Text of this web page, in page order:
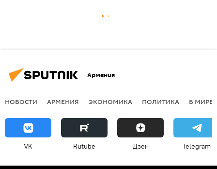
Армения
НОВОСТИ АРМЕНИЯ ЭКОНОМИКА ПОЛИТИКА В МИРЕ
VK Rutube Дзен Telegram